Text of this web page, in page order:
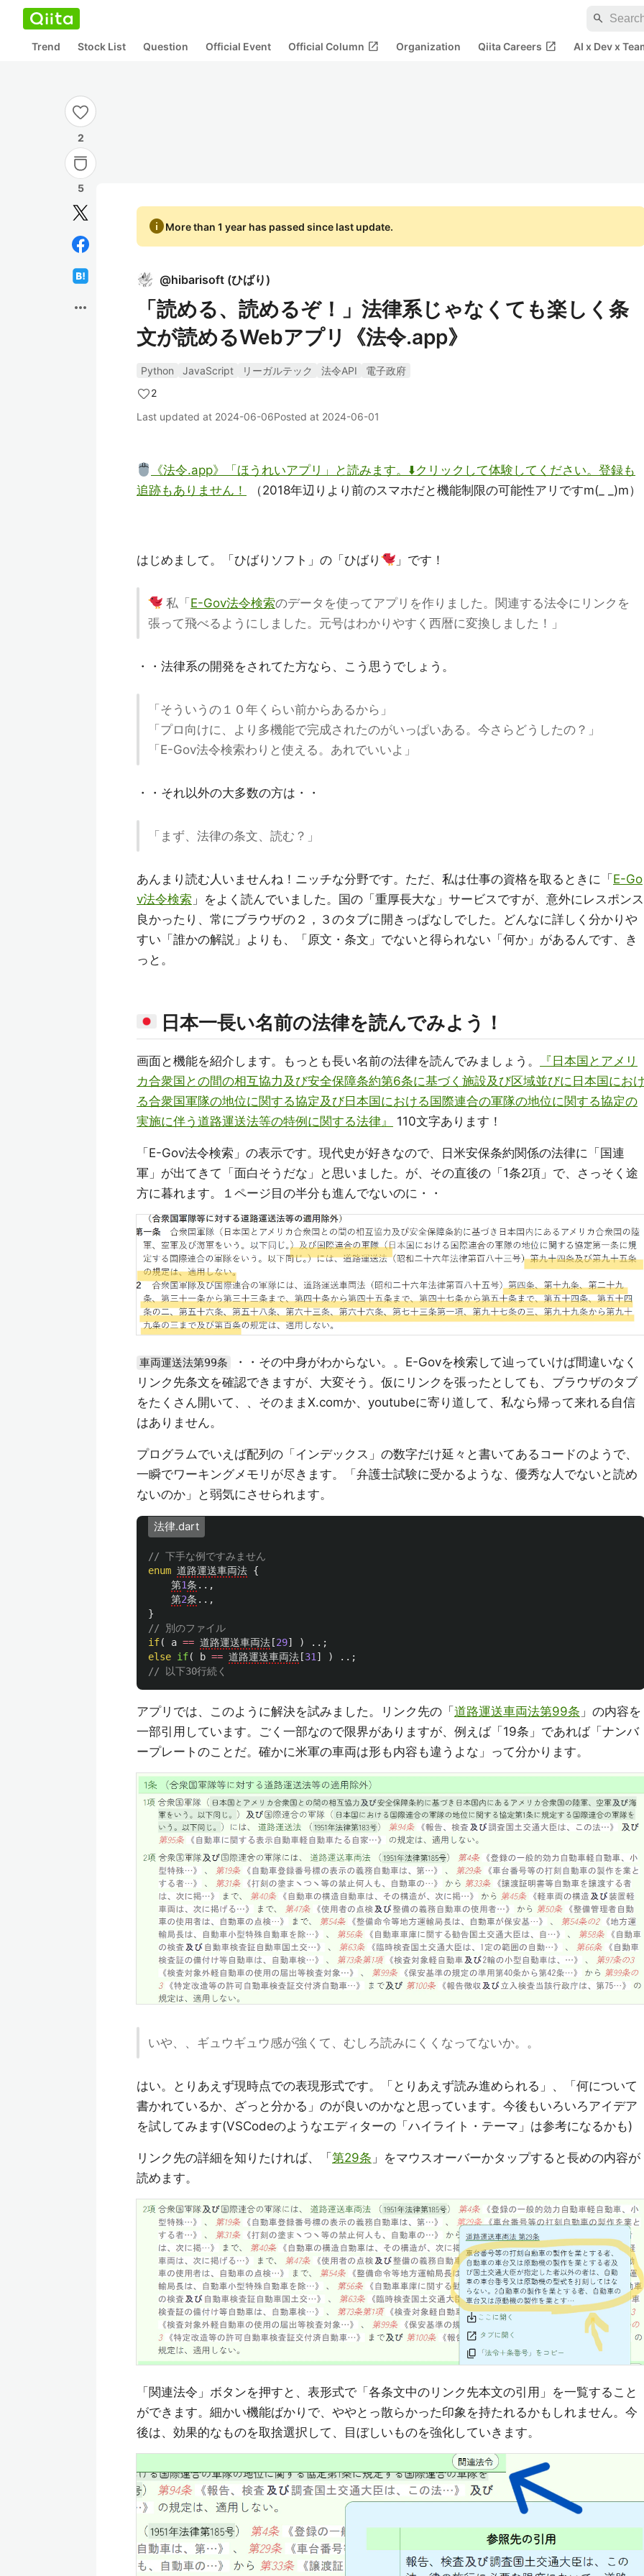
search
Trend Stock List Question Official Event Official Column open_in_new Organization Qiita Careers open_in_new AI x Dev x
2
5
more_horiz
infoMore than 1 year has passed since last update.
@hibarisoft (ひばり)
「読める、読めるぞ！」法律系じゃなくても楽しく条
文が読めるWebアプリ《法令.app》
Python JavaScript リーガルテック 法令API
電子政府
2
Last updated at 2024-06-06Posted at 2024-06-01
《法令.app》「ほうれいアプリ」と読みます。⬇️クリックして体験してください。登録も
追跡もありません！
（2018年辺りより前のスマホだと機能制限の可能性アリですm(_ _)m）
はじめまして。「ひばりソフト」の「ひばり 」です！
私「 E-Gov法令検索のデータを使ってアプリを作りました。関連する法令にリンクを
張って飛べるようにしました。元号はわかりやすく西暦に変換しました！」
・・法律系の開発をされてた方なら、こう思うでしょう。
「そういうの１０年くらい前からあるから」
「プロ向けに、より多機能で完成されたのがいっぱいある。今さらどうしたの？」
「E-Gov法令検索わりと使える。あれでいいよ」
・・それ以外の大多数の方は・・
「まず、法律の条文、読む？」
あんまり読む人いませんね！ニッチな分野です。ただ、私は仕事の資格を取るときに「 E-Go
v法令検索 」をよく読んでいました。国の「重厚長大な」サービスですが、意外にレスポンス
良かったり、常にブラウザの２，３のタブに開きっぱなしでした。どんなに詳しく分かりや
すい「誰かの解説」よりも、「原文・条文」でないと得られない「何か」があるんです、き
っと。
日本一長い名前の法律を読んでみよう！
画面と機能を紹介します。もっとも長い名前の法律を読んでみましょう。
『日本国とアメリ
カ合衆国との間の相互協力及び安全保障条約第6条に基づく施設及び区域並びに日本国にお
る合衆国軍隊の地位に関する協定及び日本国における国際連合の軍隊の地位に関する協定の
実施に伴う道路運送法等の特例に関する法律』
110文字あります！
「E-Gov法令検索」の表示です。現代史が好きなので、日米安保条約関係の法律に「国連
軍」が出てきて「面白そうだな」と思いました。が、その直後の「1条2項」で、さっそく途
方に暮れます。１ページ目の半分も進んでないのに・・
車両運送法第99条
・・その中身がわからない。。E-Govを検索して辿っていけば間違いなく
リンク先条文を確認できますが、大変そう。仮にリンクを張ったとしても、ブラウザのタブ
をたくさん開いて、、そのままX.comか、youtubeに寄り道して、私なら帰って来れる自信
はありません。
プログラムでいえば配列の「インデックス」の数字だけ延々と書いてあるコードのようで、
一瞬でワーキングメモリが尽きます。「弁護士試験に受かるような、優秀な人でないと読め
ないのか」と弱気にさせられます。
法律.dart
// 下手な例ですみません
enum 道路運送車両法 {
第1条 ..,
第2条 ..,
}
// 別のファイル
if( a == 道路運送車両法 [29] )
..;
else if( b == 道路運送車両法 [31 ] )
..;
// 以下30行続く
アプリでは、このように解決を試みました。リンク先の「 道路運送車両法第99条 」の内容を
一部引用しています。ごく一部なので限界がありますが、例えば「19条」であれば「ナンバ
ープレートのことだ。確かに米軍の車両は形も内容も違うよな」って分かります。
いや、、ギュウギュウ感が強くて、むしろ読みにくくなってないか。。
はい。とりあえず現時点での表現形式です。「とりあえず読み進められる」、「何について
書かれているか、ざっと分かる」のが良いのかなと思っています。今後もいろいろアイデア
を試してみます(VSCodeのようなエディターの「ハイライト・テーマ」は参考になるかも)
リンク先の詳細を知りたければ、「 第29条 」をマウスオーバーかタップすると長めの内容が
読めます。
「関連法令」ボタンを押すと、表形式で「各条文中のリンク先本文の引用」を一覧すること
ができます。細かい機能ばかりで、ややとっ散らかった印象を持たれるかもしれません。今
後は、効果的なものを取捨選択して、目ぼしいものを強化していきます。